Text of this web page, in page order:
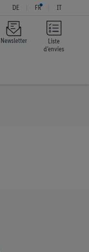
Liste
d’envies
DE FR IT
Newsletter